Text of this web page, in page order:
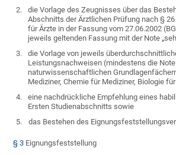
2.
die Vorlage des Zeugnisses über das
Abschnitts der Ärztlichen Prüfung nach §
für Ärzte in der Fassung vom 27.06.2002
jeweils geltenden Fassung mit der Note
3.
die Vorlage von jeweils
Leistungsnachweisen (mindestens die Note
naturwissenschaftlichen
Mediziner, Chemie für Mediziner, Biologie
4.
eine nachdrückliche Empfehlung eines
Ersten Studienabschnitts sowie
5.
das Bestehen des
§ 3 Eignungsfeststellung